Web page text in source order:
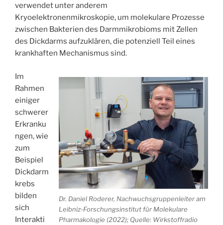
verwendet unter anderem
Kryoelektronenmikroskopie, um molekulare Prozesse
zwischen Bakterien des Darmmikrobioms mit Zellen
des Dickdarms aufzuklären, die potenziell Teil eines
krankhaften Mechanismus sind.
Dr. Daniel Roderer, Nachwuchsgruppenleiter am
Leibniz-Forschungsinstitut für Molekulare
Pharmakologie (2022); Quelle: Wirkstoffradio
Im
Rahmen
einiger
schwerer
Erkranku
ngen, wie
zum
Beispiel
Dickdarm
krebs
bilden
sich
Interakti